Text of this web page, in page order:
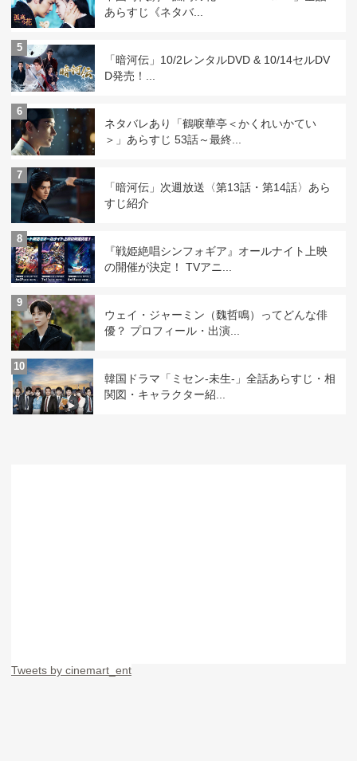
あらすじ《ネタバ...
5
「暗河伝」10/2レンタルDVD & 10/14セルDV
D発売！...
6
ネタバレあり「鶴唳華亭＜かくれいかてい
＞」あらすじ 53話～最終...
7
「暗河伝」次週放送〈第13話・第14話〉あら
すじ紹介
8
『戦姫絶唱シンフォギア』オールナイト上映
の開催が決定！ TVアニ...
9
ウェイ・ジャーミン（魏哲鳴）ってどんな俳
優？ プロフィール・出演...
10
韓国ドラマ「ミセン-未生-」全話あらすじ・相
関図・キャラクター紹...
Tweets by cinemart_ent